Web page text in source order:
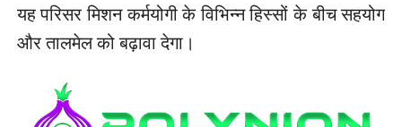
यह परिसर मिशन कर्मयोगी के विभिन्न हिस्सों के बीच सहयोग
और तालमेल को बढ़ावा देगा।